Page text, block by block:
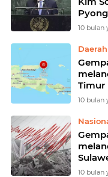
10 bulan
Daerah
Timur
10 bulan
10 bulan